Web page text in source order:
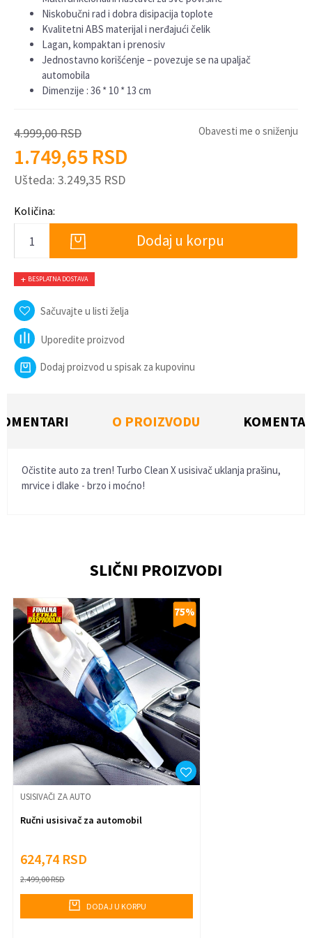
Niskobučni rad i dobra disipacija toplote
Kvalitetni ABS materijal i nerđajući čelik
Lagan, kompaktan i prenosiv
Jednostavno korišćenje – povezuje se na upaljač
automobila
Dimenzije : 36 * 10 * 13 cm
4.999,00RSD
1.749,65 RSD
Ušteda: 3.249,35 RSD
Obavesti me o sniženju
Količina:
Dodaj u korpu
BESPLATNA DOSTAVA
Sačuvajte u listi želja
Uporedite proizvod
Dodaj proizvod u spisak za kupovinu
O PROIZVODU
Očistite auto za tren! Turbo Clean X usisivač uklanja prašinu,
mrvice i dlake - brzo i moćno!
Poruka
Anti-spam zaštita - izračunajte koliko je 9 - 4 :
SLIČNI PROIZVODI
75%
USISIVAČI ZA AUTO
Ručni usisivač za automobil
624,74 RSD
2.499,00RSD
DODAJ U KORPU